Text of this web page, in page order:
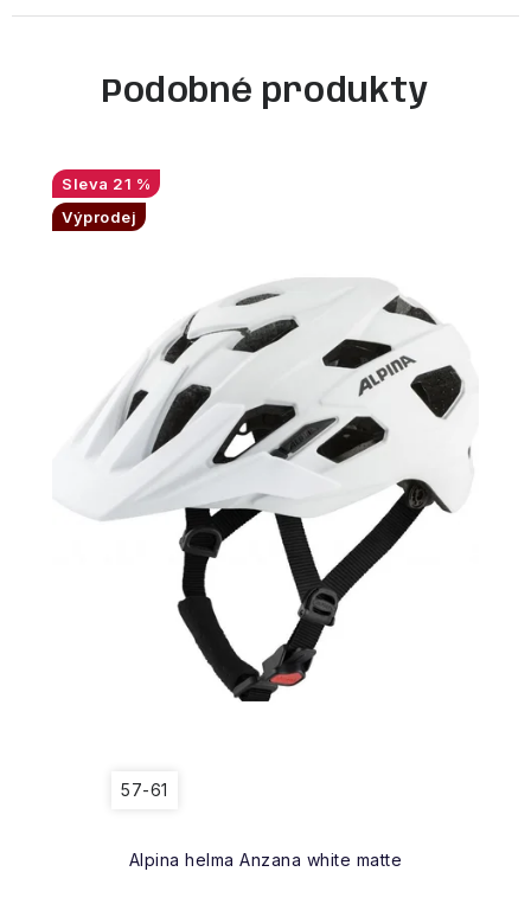
Podobné produkty
Alpina helma Anzana white matte
21 %
Výprodej
57-61